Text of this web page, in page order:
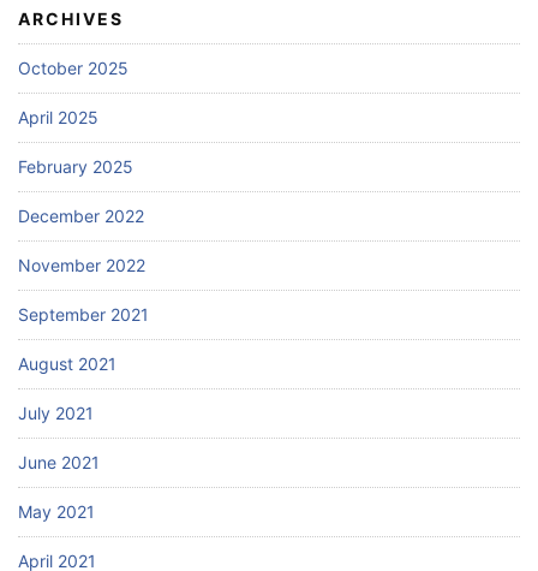
ARCHIVES
October 2025
April 2025
February 2025
December 2022
November 2022
September 2021
August 2021
July 2021
June 2021
May 2021
April 2021